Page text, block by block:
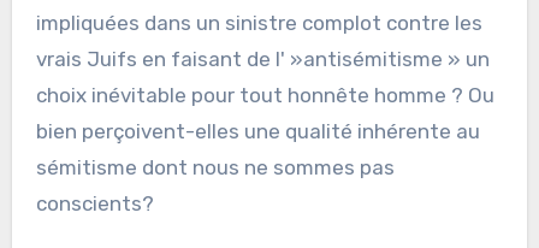
impliquées dans un sinistre complot contre les
vrais Juifs en faisant de l' »antisémitisme » un
choix inévitable pour tout honnête homme ? Ou
bien perçoivent-elles une qualité inhérente au
sémitisme dont nous ne sommes pas
conscients?